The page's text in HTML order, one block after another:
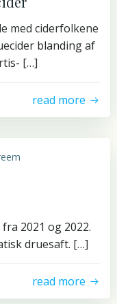
med ciderfolkene
blanding af
[…]
read more
2021 og 2022.
druesaft. […]
read more